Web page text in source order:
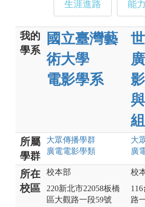
生涯進路 能
我的
學系
國立臺灣藝
術大學
電影學系
組
所屬
學群
大眾傳播學群
廣電電影學類
大
廣
所在
校區
校本部
220新北市22058板橋
區大觀路一段59號
校
路